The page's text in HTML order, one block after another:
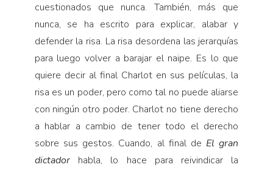
cuestionados que nunca. También, más que
nunca, se ha escrito para explicar, alabar y
defender la risa. La risa desordena las jerarquías
para luego volver a barajar el naipe. Es lo que
quiere decir al final Charlot en sus películas, la
risa es un poder, pero como tal no puede aliarse
con ningún otro poder. Charlot no tiene derecho
a hablar a cambio de tener todo el derecho
sobre sus gestos. Cuando, al final de El gran
dictador habla, lo hace para reivindicar la